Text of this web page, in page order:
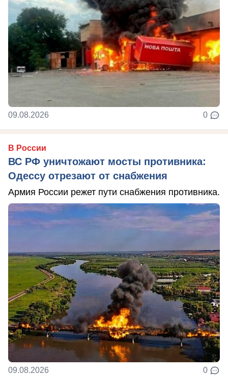
09.08.2026 0
В России
ВС РФ уничтожают мосты противника:
Одессу отрезают от снабжения
Армия России режет пути снабжения противника.
09.08.2026 0